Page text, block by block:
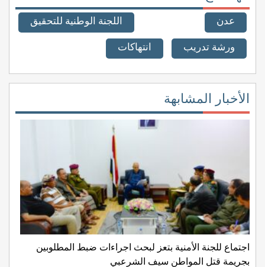
عدن اللجنة الوطنية للتحقيق
ورشة تدريب انتهاكات
الأخبار المشابهة
اجتماع للجنة الأمنية بتعز لبحث اجراءات ضبط المطلوبين
بجريمة قتل المواطن سيف الشرعبي